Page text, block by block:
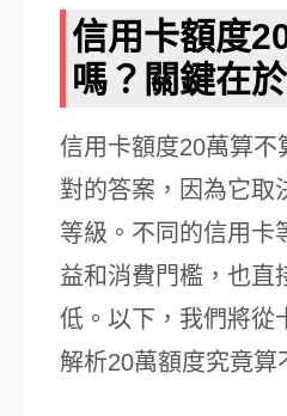
信用卡額度
嗎？關鍵在
信用卡額度20萬算不
對的答案，因為它取
等級。不同的信用卡
益和消費門檻，也直
低。以下，我們將從
解析20萬額度究竟算